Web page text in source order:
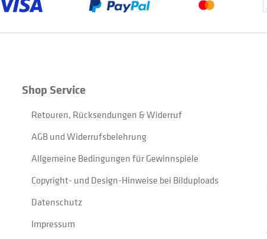
Shop Service
Retouren, Rücksendungen & Widerruf
AGB und Widerrufsbelehrung
Allgemeine Bedingungen für Gewinnspiele
Copyright- und Design-Hinweise bei Bilduploads
Datenschutz
Impressum